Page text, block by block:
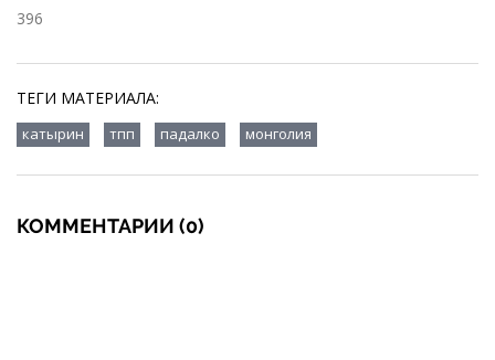
396
ТЕГИ МАТЕРИАЛА:
катырин тпп падалко монголия
КОММЕНТАРИИ (0)